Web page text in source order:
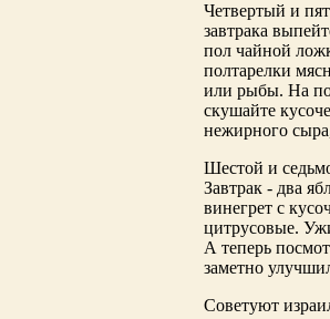
Четвертый и
завтрака
пол чайной
полтарелки
или рыбы. На
скушайте
нежирного
Шестой и
Завтрак - два
винегрет с
цитрусовые.
А теперь
заметно
Советуют